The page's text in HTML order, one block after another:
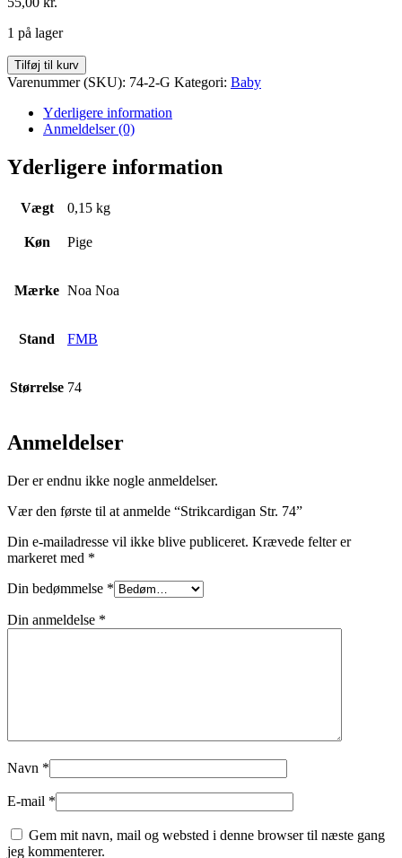
1 på lager
Strikcardigan
Str.
antal
Tilføj til kurv
Varenummer (SKU): 74-2-G Kategori: Baby
Yderligere information
Anmeldelser (0)
Yderligere information
Vægt 0,15 kg
Køn Pige
Mærke Noa Noa
Stand FMB
Størrelse 74
Anmeldelser
Der er endnu ikke nogle anmeldelser.
Vær den første til at anmelde “Strikcardigan Str. 74”
Din e-mailadresse vil ikke blive publiceret. Krævede felter er
markeret med *
Din bedømmelse *
Din anmeldelse *
Navn *
E-mail *
Gem mit navn, mail og websted i denne browser til næste gang
jeg kommenterer.